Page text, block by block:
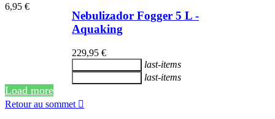
6,95 €
Nebulizador Fogger 5 L -
Aquaking
229,95 €
last-items
last-items
Load more
Retour au sommet 